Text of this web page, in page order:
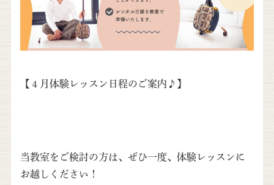
【４月体験レッスン日程のご案内♪】
当教室をご検討の方は、ぜひ一度、体験レッスンに
お越しください！